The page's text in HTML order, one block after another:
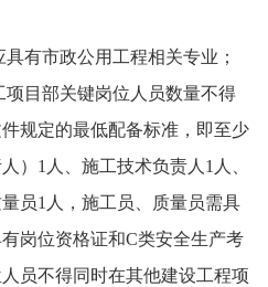
有市政公用工程相关专业 ；
目部关键岗位人员数量不得
规定的最低配备标准，即至少
）1人、施工技术负责人1人、
员1人，施工员、质量员需具
岗位资格证和C类安全生产考
员不得同时在其他建设工程项